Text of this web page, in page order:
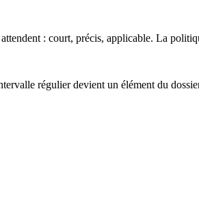
: court, précis, applicable. La
régulier devient un élément du